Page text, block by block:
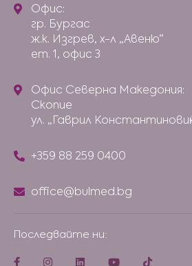
Офис:
гр. Бургас
ж.к. Изгрев, х-л „Авеню“
ет. 1, офис 3
Офис Северна Македония:
Скопие
ул. „Гаврил
+359 88 259 0400
office@bulmed.bg
Последвайте ни: